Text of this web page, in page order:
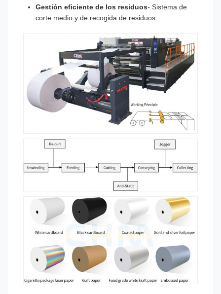
Gestión eficiente de los residuos- Sistema de
corte medio y de recogida de residuos